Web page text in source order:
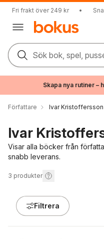
Fri frakt över 249 kr •
Sök bok, spel,
Skapa nya rutiner –
Författare Ivar Kristoffersson
Ivar
Visar alla böcker från
snabb leverans.
3 produkter
Filtrera